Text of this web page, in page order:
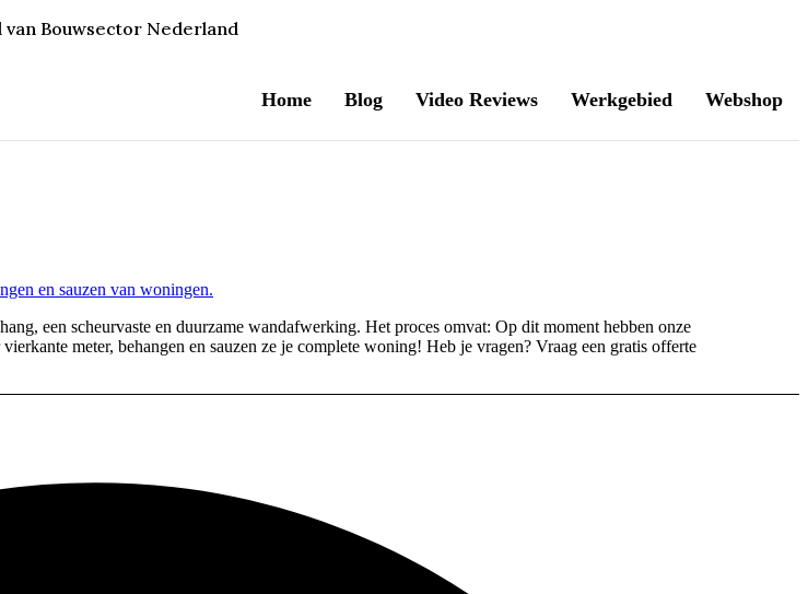
van Bouwsector Nederland
Home Blog Video Reviews Werkgebied Webshop
een scheurvaste en duurzame wandafwerking. Het proces omvat: Op dit moment hebben onze
meter, behangen en sauzen ze je complete woning! Heb je vragen? Vraag een gratis offerte